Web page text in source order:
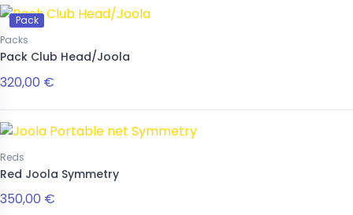
Pack
Packs
Pack Club Head/Joola
320,00 €
Reds
Red Joola Symmetry
350,00 €